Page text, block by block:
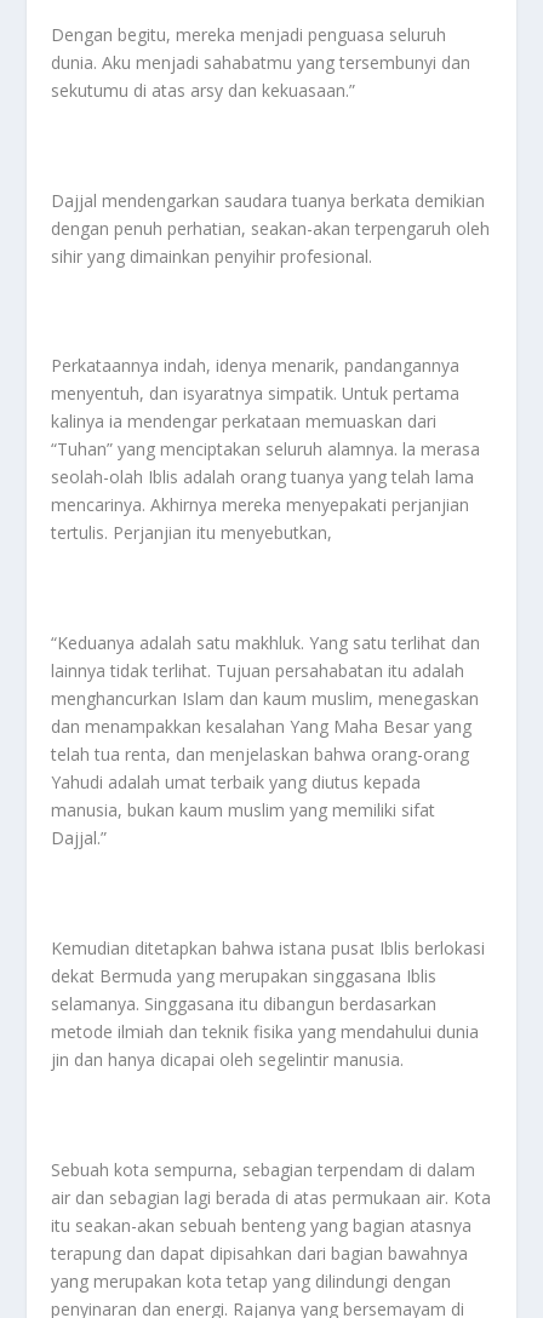
Dengan begitu, mereka menjadi penguasa seluruh
dunia. Aku menjadi sahabatmu yang tersembunyi dan
sekutumu di atas arsy dan kekuasaan.”
Dajjal mendengarkan saudara tuanya berkata demikian
dengan penuh perhatian, seakan-akan terpengaruh oleh
sihir yang dimainkan penyihir profesional.
Perkataannya indah, idenya menarik, pandangannya
menyentuh, dan isyaratnya simpatik. Untuk pertama
kalinya ia mendengar perkataan memuaskan dari
“Tuhan” yang menciptakan seluruh alamnya. la merasa
seolah-olah Iblis adalah orang tuanya yang telah lama
mencarinya. Akhirnya mereka menyepakati perjanjian
tertulis. Perjanjian itu menyebutkan,
“Keduanya adalah satu makhluk. Yang satu terlihat dan
lainnya tidak terlihat. Tujuan persahabatan itu adalah
menghancurkan Islam dan kaum muslim, menegaskan
dan menampakkan kesalahan Yang Maha Besar yang
telah tua renta, dan menjelaskan bahwa orang-orang
Yahudi adalah umat terbaik yang diutus kepada
manusia, bukan kaum muslim yang memiliki sifat
Dajjal.”
Kemudian ditetapkan bahwa istana pusat Iblis berlokasi
dekat Bermuda yang merupakan singgasana Iblis
selamanya. Singgasana itu dibangun berdasarkan
metode ilmiah dan teknik fisika yang mendahului dunia
jin dan hanya dicapai oleh segelintir manusia.
Sebuah kota sempurna, sebagian terpendam di dalam
air dan sebagian lagi berada di atas permukaan air. Kota
itu seakan-akan sebuah benteng yang bagian atasnya
terapung dan dapat dipisahkan dari bagian bawahnya
yang merupakan kota tetap yang dilindungi dengan
penyinaran dan energi. Rajanya yang bersemayam di